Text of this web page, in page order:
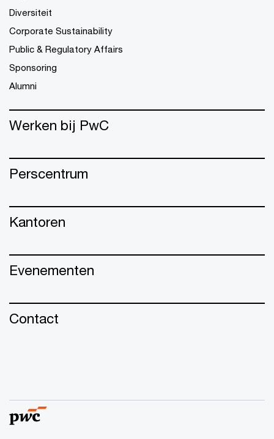
Diversiteit
Corporate Sustainability
Public & Regulatory Affairs
Sponsoring
Alumni
Werken bij PwC
Perscentrum
Kantoren
Evenementen
Contact